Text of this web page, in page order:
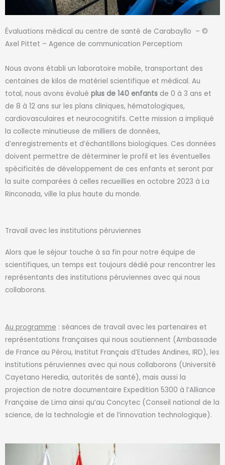
Évaluations médical au centre de santé de Carabayllo – ©
Axel Pittet – Agence de communication Perceptiom
Nous avons établi un laboratoire mobile, transportant des
centaines de kilos de matériel scientifique et médical. Au
total, nous avons évalué plus de 140 enfants de 0 à 3 ans et
de 8 à 12 ans sur les plans cliniques, hématologiques,
cardiovasculaires et neurocognitifs. Cette mission a impliqué
la collecte minutieuse de milliers de données,
d’enregistrements et d’échantillons biologiques. Ces données
doivent permettre de déterminer le profil et les éventuelles
spécificités de développement de ces enfants et seront par
la suite comparées à celles recueillies en octobre 2023 à La
Rinconada, ville la plus haute du monde.
Travail avec les institutions péruviennes
Alors que le séjour touche à sa fin pour notre équipe de
scientifiques, un temps est toujours dédié pour rencontrer les
représentants des institutions péruviennes avec qui nous
collaborons.
Au programme : séances de travail avec les partenaires et
représentations françaises qui nous soutiennent (Ambassade
de France au Pérou, Institut Français d’Etudes Andines, IRD), les
institutions péruviennes avec qui nous collaborons (Université
Cayetano Heredia, autorités de santé), mais aussi la
projection de notre documentaire Expedition 5300 à l’Alliance
Française de Lima ainsi qu’au Concytec (Conseil national de la
science, de la technologie et de l’innovation technologique).